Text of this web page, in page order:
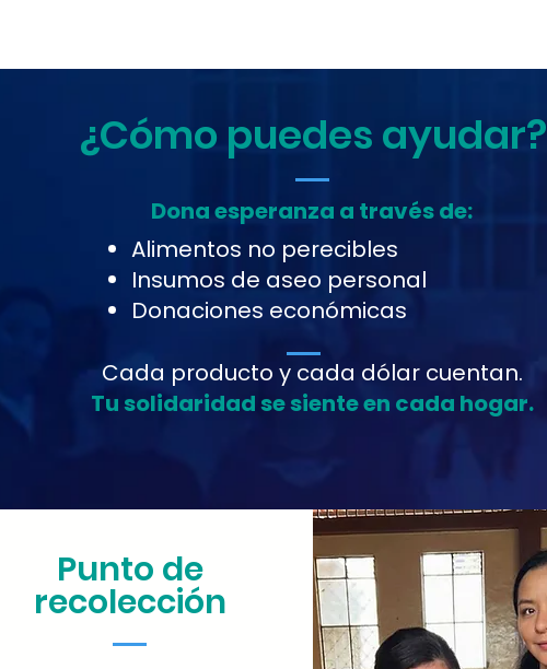
¿Cómo puedes ayudar?
Dona esperanza a través de:
Alimentos no perecibles
Insumos de aseo personal
Donaciones económicas
Cada producto y cada dólar cuentan.
Tu solidaridad se siente en cada hogar.
Punto de
recolección